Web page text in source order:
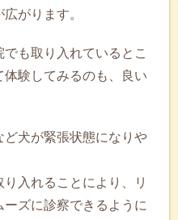
がります。
も取り入れているとこ
験してみるのも、良い
犬が緊張状態になりや
入れることにより、リ
ズに診察できるように